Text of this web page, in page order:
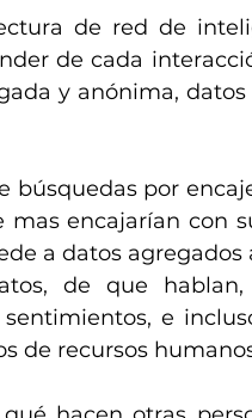
de red de
de cada
y anónima,
búsquedas por
encajarían con
a datos agregados
de que
e
de recursos